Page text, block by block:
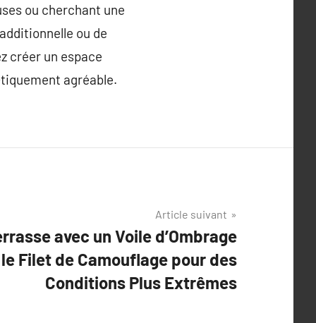
ou cherchant une
ou de
créer un espace
agréable.
Article suivant
avec un Voile d’Ombrage
Filet de Camouflage pour des
Conditions Plus Extrêmes